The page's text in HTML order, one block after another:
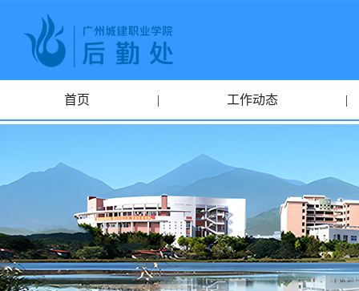
首页 | 工作动态 |